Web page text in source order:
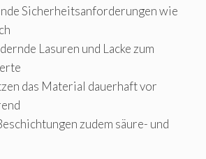
Sicherheitsanforderungen wie
Lasuren und Lacke zum
das Material dauerhaft vor
zudem säure- und